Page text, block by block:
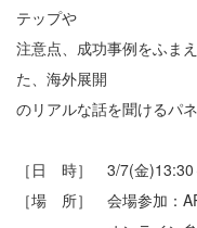
テップや
注意点、成功事例をふま
た、海外展開
のリアルな話を聞けるパ
［日 時］ 3/7(金)13:30
［場 所］ 会場参加：